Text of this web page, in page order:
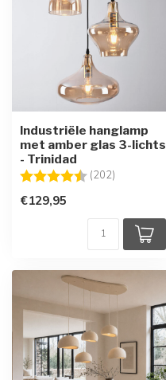
Industriële hanglamp
met amber glas 3-lichts
- Trinidad
Beoordeling: (202)
€129,95